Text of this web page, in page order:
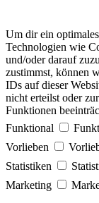
Um dir ein
Technologien wie
und/oder darauf
zustimmst, können
IDs auf dieser
nicht erteilst oder
Funktionen
Funktional
Vorlieben
Statistiken
Marketing